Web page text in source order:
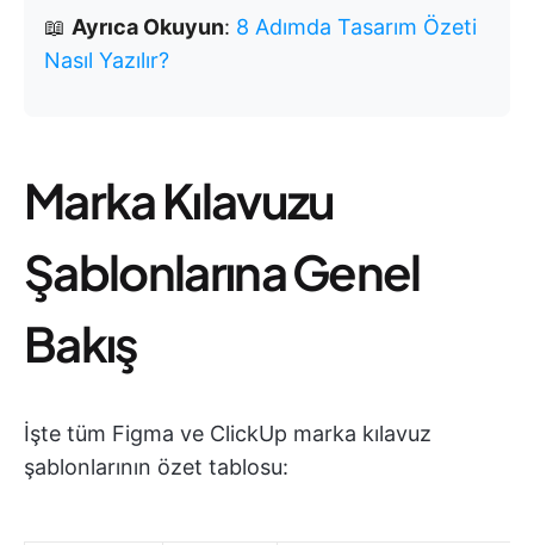
📖 Ayrıca Okuyun: 8 Adımda Tasarım Özeti
Nasıl Yazılır?
Marka Kılavuzu
Şablonlarına Genel
Bakış
İşte tüm Figma ve ClickUp marka kılavuz
şablonlarının özet tablosu: